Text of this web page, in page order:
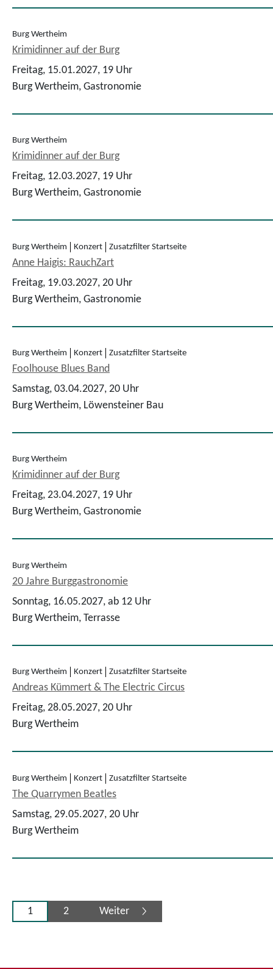
Burg Wertheim
Krimidinner auf der Burg
Freitag, 15.01.2027, 19 Uhr
Burg Wertheim, Gastronomie
Burg Wertheim
Krimidinner auf der Burg
Freitag, 12.03.2027, 19 Uhr
Burg Wertheim, Gastronomie
Burg Wertheim Konzert Zusatzfilter Startseite
Anne Haigis: RauchZart
Freitag, 19.03.2027, 20 Uhr
Burg Wertheim, Gastronomie
Burg Wertheim Konzert Zusatzfilter Startseite
Foolhouse Blues Band
Samstag, 03.04.2027, 20 Uhr
Burg Wertheim, Löwensteiner Bau
Burg Wertheim
Krimidinner auf der Burg
Freitag, 23.04.2027, 19 Uhr
Burg Wertheim, Gastronomie
Burg Wertheim
20 Jahre Burggastronomie
Sonntag, 16.05.2027, ab 12 Uhr
Burg Wertheim, Terrasse
Burg Wertheim Konzert Zusatzfilter Startseite
Andreas Kümmert & The Electric Circus
Freitag, 28.05.2027, 20 Uhr
Burg Wertheim
Burg Wertheim Konzert Zusatzfilter Startseite
The Quarrymen Beatles
Samstag, 29.05.2027, 20 Uhr
Burg Wertheim
1 2 Weiter